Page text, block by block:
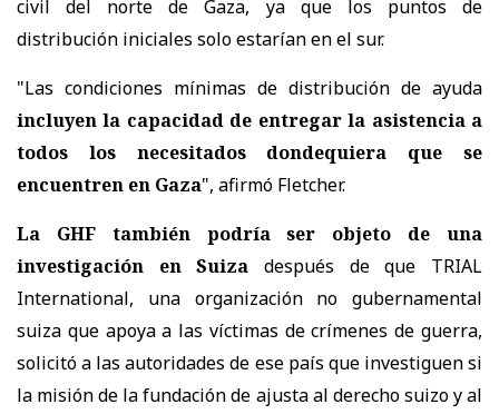
civil del norte de Gaza, ya que los puntos de
distribución iniciales solo estarían en el sur.
"Las condiciones mínimas de distribución de ayuda
incluyen la capacidad de entregar la asistencia a
todos los necesitados dondequiera que se
encuentren en Gaza", afirmó Fletcher.
La GHF también podría ser objeto de una
investigación en Suiza después de que TRIAL
International, una organización no gubernamental
suiza que apoya a las víctimas de crímenes de guerra,
solicitó a las autoridades de ese país que investiguen si
la misión de la fundación de ajusta al derecho suizo y al